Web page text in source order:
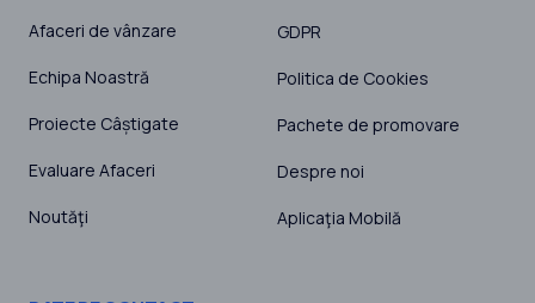
Afaceri de vânzare
Echipa Noastră
Proiecte Câștigate
Evaluare Afaceri
Noutăţi
GDPR
Politica de Cookies
Pachete de promovare
Despre noi
Aplicaţia Mobilă